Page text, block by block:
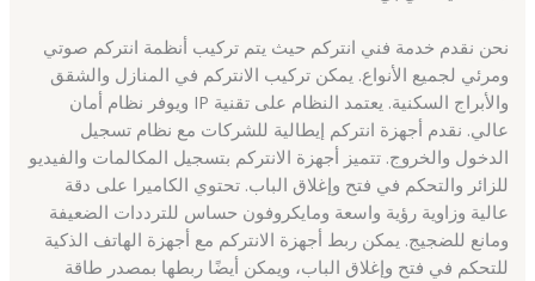
نحن نقدم خدمة فني انتركم حيث يتم تركيب أنظمة انتركم صوتي
ومرئي لجميع الأنواع. يمكن تركيب الانتركم في المنازل والشقق
والأبراج السكنية. يعتمد النظام على تقنية IP ويوفر نظام أمان
عالي. نقدم أجهزة انتركم إيطالية للشركات مع نظام تسجيل
الدخول والخروج. تتميز أجهزة الانتركم بتسجيل المكالمات والفيديو
للزائر والتحكم في فتح وإغلاق الباب. تحتوي الكاميرا على دقة
عالية وزاوية رؤية واسعة ومايكروفون حساس للترددات الضعيفة
ومانع للضجيج. يمكن ربط أجهزة الانتركم مع أجهزة الهاتف الذكية
للتحكم في فتح وإغلاق الباب، ويمكن أيضًا ربطها بمصدر طاقة